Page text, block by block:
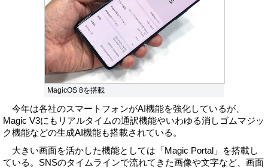
MagicOS 8を搭載
今年は各社のスマートフォンがAI機能を強化しているが、
Magic V3にもリアルタイムの通訳機能やいわゆる消しゴムマジッ
ク機能などの生成AI機能も搭載されている。
大きい画面を活かした機能としては「Magic Portal」を搭載し
ている。SNSのタイムラインで流れてきた画像や文字など、画面